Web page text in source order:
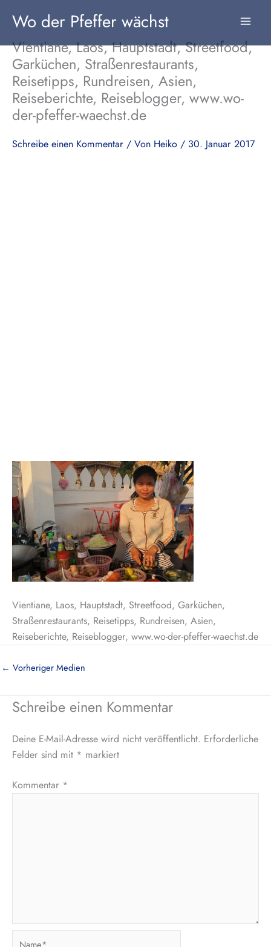
InhaltWo der Pfeffer wächst
Vientiane, Laos, Hauptstadt, Streetfood,
Garküchen, Straßenrestaurants,
Reisetipps, Rundreisen, Asien,
Reiseberichte, Reiseblogger, www.wo-
der-pfeffer-waechst.de
Schreibe einen Kommentar / Von Heiko / 30. Januar 2017
Vientiane, Laos, Hauptstadt, Streetfood, Garküchen,
Straßenrestaurants, Reisetipps, Rundreisen, Asien,
Reiseberichte, Reiseblogger, www.wo-der-pfeffer-waechst.de
← Vorheriger Medien
Schreibe einen Kommentar
Deine E-Mail-Adresse wird nicht veröffentlicht. Erforderliche
Felder sind mit * markiert
Kommentar *